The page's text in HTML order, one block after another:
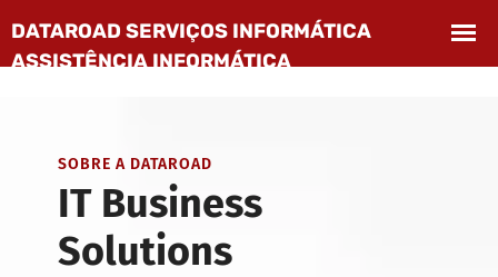
SOBRE A DATAROAD
IT Business
Solutions